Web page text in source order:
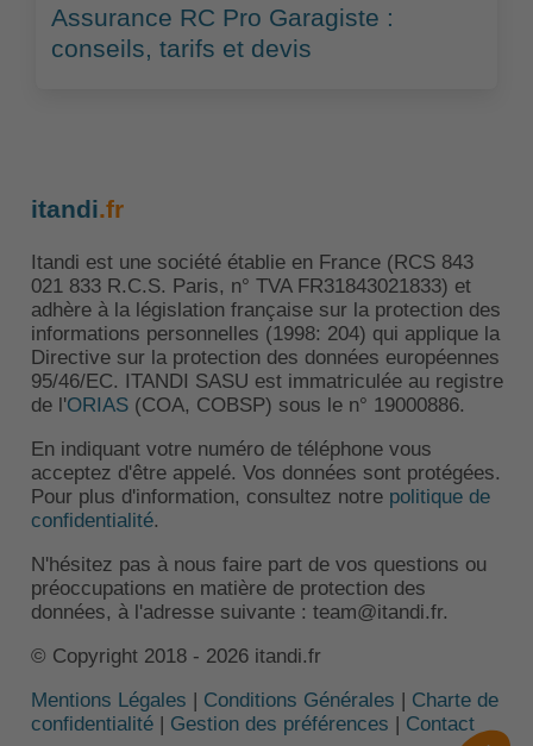
Assurance RC Pro Garagiste :
conseils, tarifs et devis
itandi.fr
Itandi est une société établie en France (RCS 843
021 833 R.C.S. Paris, n° TVA FR31843021833) et
adhère à la législation française sur la protection des
informations personnelles (1998: 204) qui applique la
Directive sur la protection des données européennes
95/46/EC. ITANDI SASU est immatriculée au registre
de l'ORIAS(COA, COBSP) sous le n° 19000886.
En indiquant votre numéro de téléphone vous
acceptez d'être appelé. Vos données sont protégées.
Pour plus d'information, consultez notre politique de
confidentialité.
N'hésitez pas à nous faire part de vos questions ou
préoccupations en matière de protection des
données, à l'adresse suivante : team@itandi.fr.
© Copyright 2018 - 2026 itandi.fr
Mentions Légales | Conditions Générales | Charte de
confidentialité| Gestion des préférences | Contact